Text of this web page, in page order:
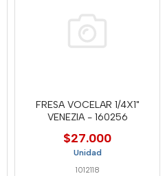
FRESA VOCELAR 1/4X1"
VENEZIA - 160256
$27.000
Unidad
1012118